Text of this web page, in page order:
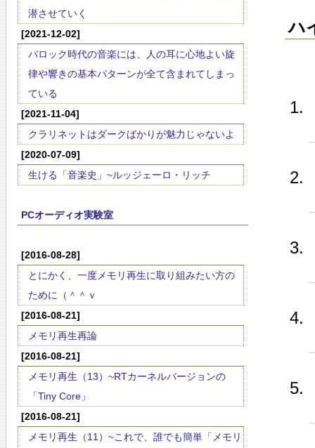
潜させていく
[2021-12-02]
バロック時代の音楽には、人の耳に心地よい旋
律や響きの基本パターンが全て含まれてしまっ
ている
[2021-11-04]
クラリネットはダークばかりが魅力じゃないよ
[2020-07-09]
生ける「音楽史」~ルッジェーロ・リッチ
PCオーディオ実験室
[2016-08-28]
とにかく、一度メモリ再生に取り組みたい方の
ために（＾＾ｖ
[2016-08-21]
メモリ再生再論
[2016-08-21]
メモリ再生（13）~RTカーネルバージョンの
「Tiny Core」
[2016-08-21]
メモリ再生（11）~これで、誰でも簡単「メモリ
ハ